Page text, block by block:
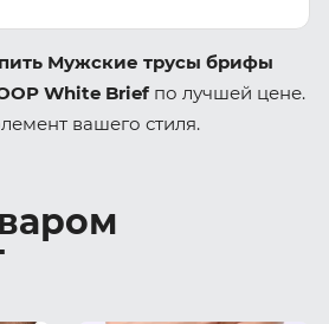
Мужские трусы брифы
White Brief по лучшей цене.
вашего стиля.